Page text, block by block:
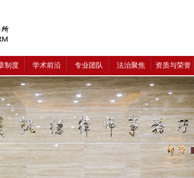
制度 学术前沿 专业团队 法治聚焦 资质与荣誉